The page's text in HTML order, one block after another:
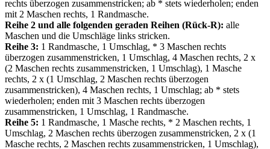
rechts überzogen zusammenstricken; ab * stets wiederholen; enden
mit 2 Maschen rechts, 1 Randmasche.
Reihe 2 und alle folgenden geraden Reihen (Rück-R): alle
Maschen und die Umschläge links stricken.
Reihe 3: 1 Randmasche, 1 Umschlag, * 3 Maschen rechts
überzogen zusammenstricken, 1 Umschlag, 4 Maschen rechts, 2 х
(2 Maschen rechts zusammenstricken, 1 Umschlag), 1 Masche
rechts, 2 х (1 Umschlag, 2 Maschen rechts überzogen
zusammenstricken), 4 Maschen rechts, 1 Umschlag; ab * stets
wiederholen; enden mit 3 Maschen rechts überzogen
zusammenstricken, 1 Umschlag, 1 Randmasche.
Reihe 5: 1 Randmasche, 1 Masche rechts, * 2 Maschen rechts, 1
Umschlag, 2 Maschen rechts überzogen zusammenstricken, 2 х (1
Masche rechts, 2 Maschen rechts zusammenstricken, 1 Umschlag),